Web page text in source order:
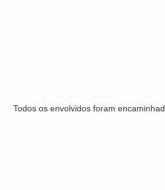
Todos os envolvidos foram